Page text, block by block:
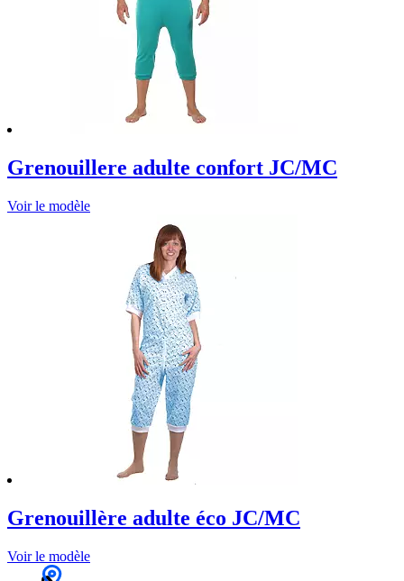
Grenouillere adulte confort JC/MC
Voir le modèle
Grenouillère adulte éco JC/MC
Voir le modèle